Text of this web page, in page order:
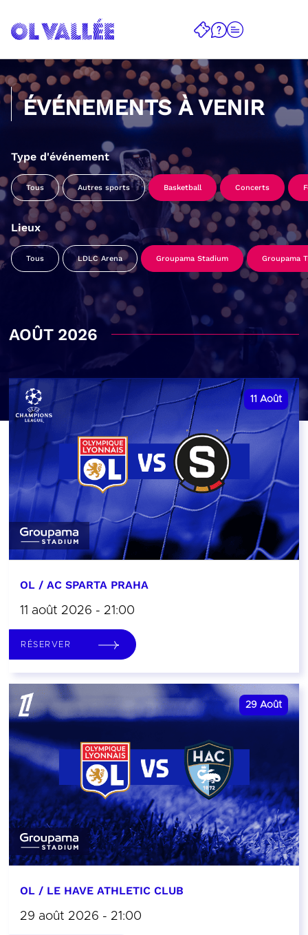
ÉVÉNEMENTS À VENIR
Type d'événement
Tous Autres sports Basketball Concerts
Lieux
Tous LDLC Arena Groupama Stadium Groupama
AOÛT 2026
11 Août
OL / AC SPARTA PRAHA
11 août 2026 - 21:00
RÉSERVER
29 Août
OL / LE HAVE ATHLETIC CLUB
29 août 2026 - 21:00